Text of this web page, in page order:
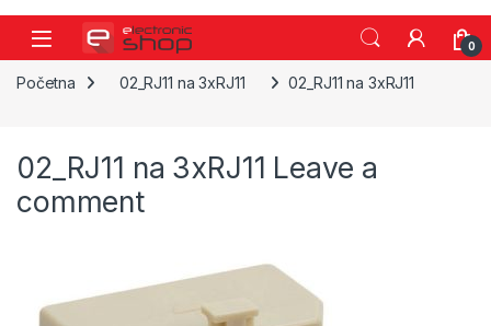
Skip to navigation
Skip to content
0
Početna 02_RJ11 na 3xRJ11 02_RJ11 na 3xRJ11
02_RJ11 na 3xRJ11 Leave a
comment